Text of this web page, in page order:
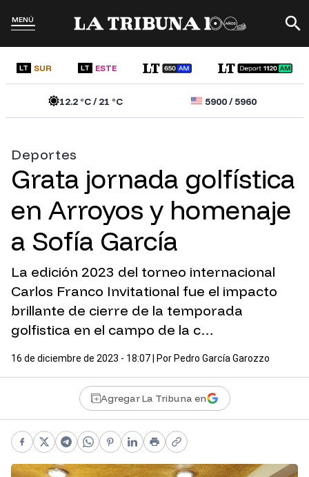
MENÚ
LT SUR LT ESTE
12.2 °C /21 °C 5900/5960
Deportes
Grata jornada golfística
en Arroyos y homenaje
a Sofía García
La edición 2023 del torneo internacional
Carlos Franco Invitational fue el impacto
brillante de cierre de la temporada
golfistica en el campo de la c…
16 de diciembre de 2023 - 18:07 | Por Pedro García Garozzo
Agregar La Tribuna en
Facebook
X Telegram
WhatsApp
Pinterest
LinkedIn
PrintCopy link